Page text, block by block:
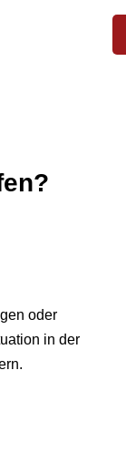
oder
in der